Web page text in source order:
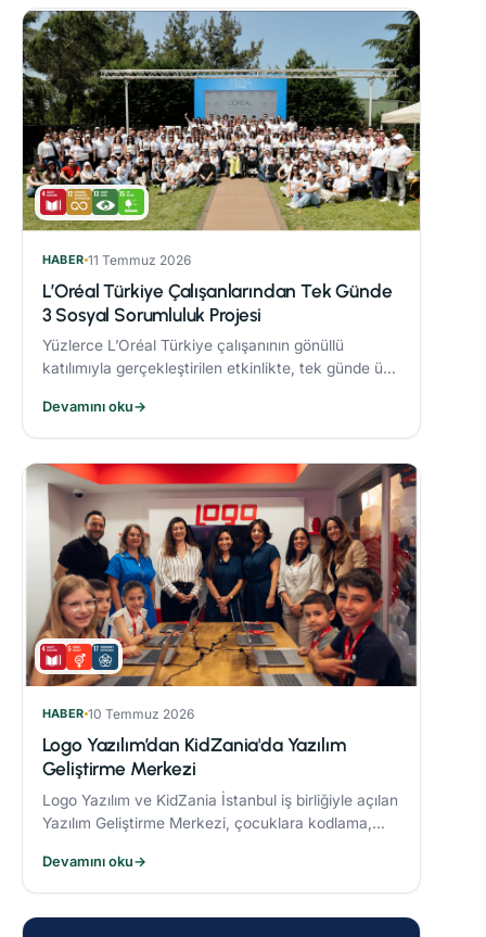
HABER 11 Temmuz 2026
L’Oréal Türkiye Çalışanlarından Tek Günde
3 Sosyal Sorumluluk Projesi
Yüzlerce L’Oréal Türkiye çalışanının gönüllü
katılımıyla gerçekleştirilen etkinlikte, tek günde üç
Devamını oku→
HABER 10 Temmuz 2026
Logo Yazılım’dan KidZania'da Yazılım
Geliştirme Merkezi
Logo Yazılım ve KidZania İstanbul iş birliğiyle açılan
Yazılım Geliştirme Merkezi, çocuklara kodlama,
kazandırmayı hedefliyor.
Devamını oku→